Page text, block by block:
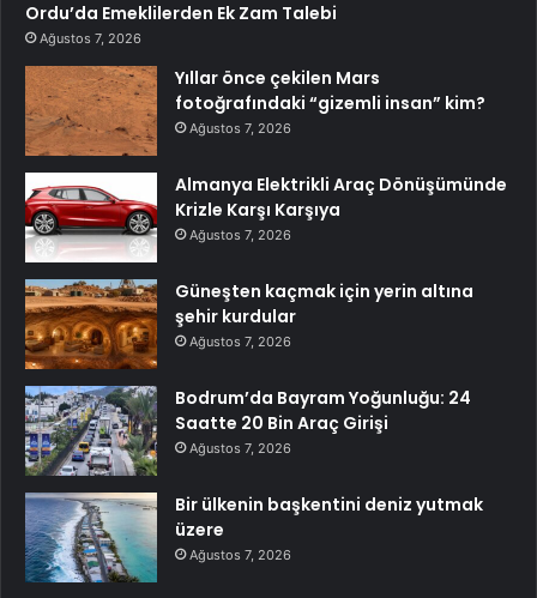
Ordu’da Emeklilerden Ek Zam Talebi
Ağustos 7, 2026
Yıllar önce çekilen Mars
fotoğrafındaki “gizemli insan” kim?
Ağustos 7, 2026
Almanya Elektrikli Araç Dönüşümünde
Krizle Karşı Karşıya
Ağustos 7, 2026
Güneşten kaçmak için yerin altına
şehir kurdular
Ağustos 7, 2026
Bodrum’da Bayram Yoğunluğu: 24
Saatte 20 Bin Araç Girişi
Ağustos 7, 2026
Bir ülkenin başkentini deniz yutmak
üzere
Ağustos 7, 2026